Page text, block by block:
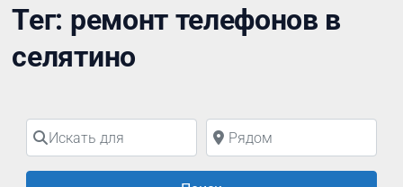
Тег: ремонт телефонов в
селятино
Искать для Рядом